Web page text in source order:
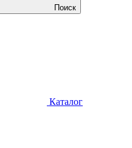
Поиск
Каталог